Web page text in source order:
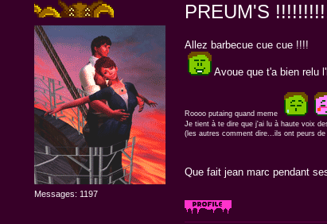
Messages: 1197
PREUM'S
Allez barbecue cue cue !!!!
Avoue que t'a bien relu
Roooo putaing quand meme
Je tient à te dire que j'ai lu à haute voix
(les autres comment dire...ils ont peurs
Que fait jean marc pendant